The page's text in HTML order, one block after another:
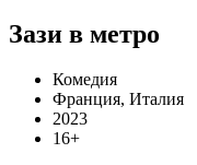
Зази в метро
Комедия
Франция, Италия
2023
16+